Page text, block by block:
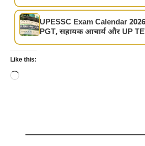
UPESSC Exam Calendar
PGT, सहायक आचार्य और UP
Like this:
Loading…